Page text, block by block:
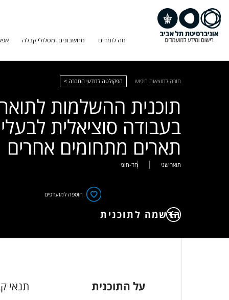
מה לומדים מחשבונים ומסלולי קבלה
חזרה לתוצאות חיפוש הפקולטה למדעי החברה >
תוכנית ההשלמות
בעבודה סוציאלית לבעלי
תארים מתחומים אחרים
תואר שני חד-חוגי
הוספה למועדפים
הרשמה לתוכנית
על התוכנית תנאי